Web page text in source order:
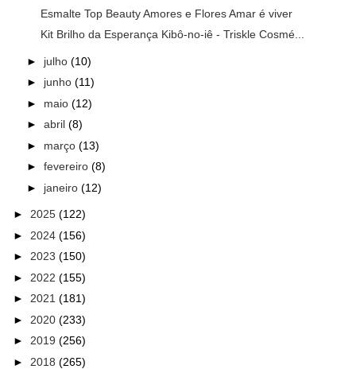
Esmalte Top Beauty Amores e Flores Amar é viver
Kit Brilho da Esperança Kibô-no-iê - Triskle Cosmé...
► julho (10)
► junho (11)
► maio (12)
► abril (8)
► março (13)
► fevereiro (8)
► janeiro (12)
► 2025 (122)
► 2024 (156)
► 2023 (150)
► 2022 (155)
► 2021 (181)
► 2020 (233)
► 2019 (256)
► 2018 (265)